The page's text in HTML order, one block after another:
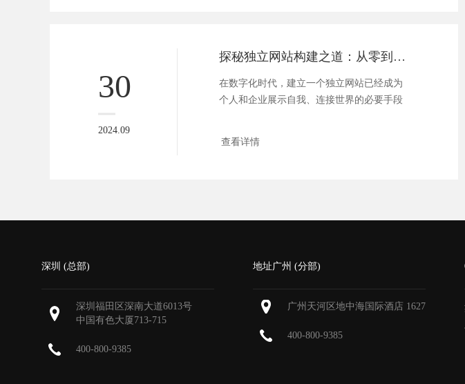
30
2024.09
探秘独立网站构建之道：从零到精通，你的个性化站点这样打造！
在数字化时代，建立一个独立网站已经成为
个人和企业展示自我、连接世界的必要手段
查看详情
深圳 (总部)
深圳福田区深南大道6013号
中国有色大厦713-715
400-800-9385
地址广州 (分部)
广州天河区地中海国际酒店 1627
400-800-9385